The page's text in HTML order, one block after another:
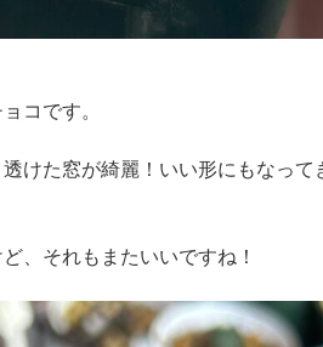
コです。
けた窓が綺麗！いい形にもなって
、それもまたいいですね！